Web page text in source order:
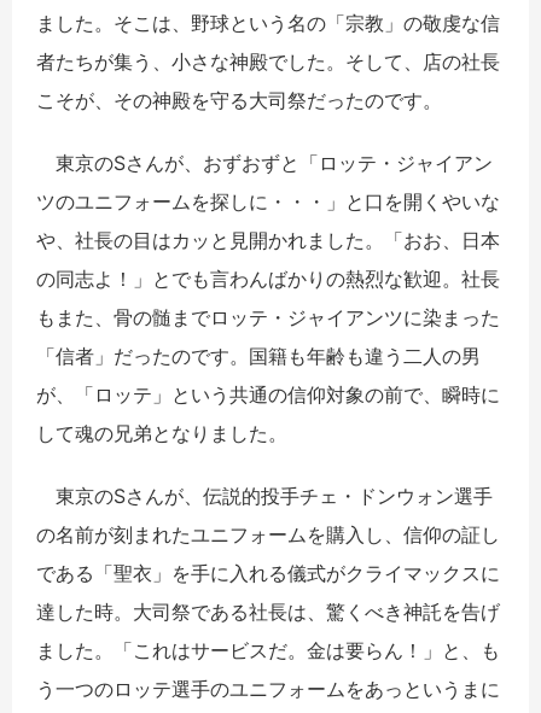
ました。そこは、野球という名の「宗教」の敬虔な信
者たちが集う、小さな神殿でした。そして、店の社長
こそが、その神殿を守る大司祭だったのです。
東京のSさんが、おずおずと「ロッテ・ジャイアン
ツのユニフォームを探しに・・・ 」と口を開くやいな
や、社長の目はカッと見開かれました。「おお、日本
の同志よ！」とでも言わんばかりの熱烈な歓迎。社長
もまた、骨の髄までロッテ・ジャイアンツに染まった
「信者」だったのです。国籍も年齢も違う二人の男
が、「ロッテ」という共通の信仰対象の前で、瞬時に
して魂の兄弟となりました。
東京のSさんが、伝説的投手チェ・ドンウォン選手
の名前が刻まれたユニフォームを購入し、信仰の証し
である「聖衣」を手に入れる儀式がクライマックスに
達した時。大司祭である社長は、驚くべき神託を告げ
ました。「これはサービスだ。金は要らん！」と、も
う一つのロッテ選手のユニフォームをあっというまに